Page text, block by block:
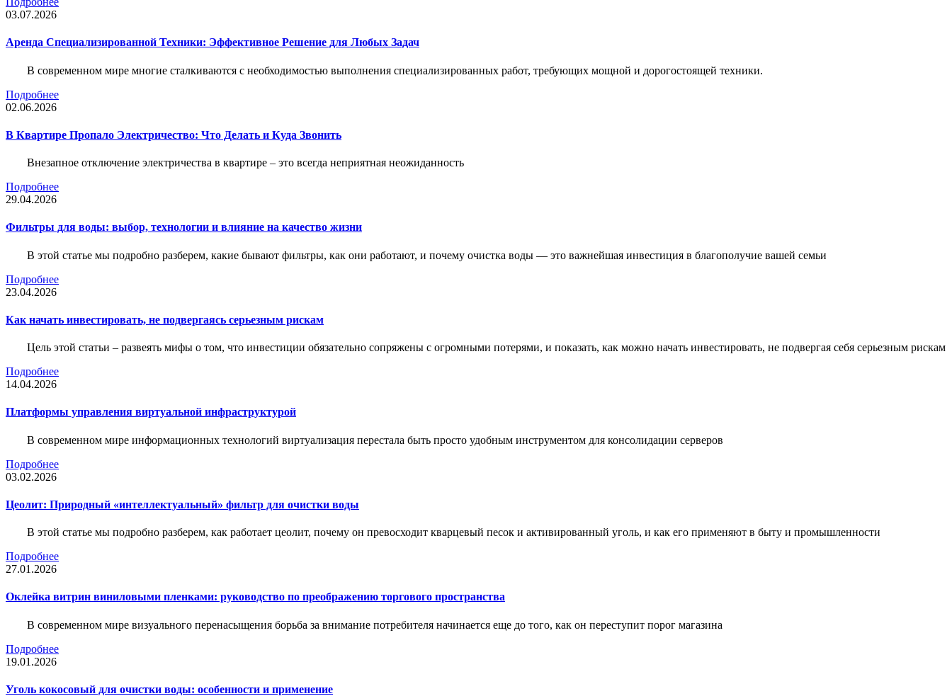
03.07.2026
Аренда Специализированной Техники: Эффективное Решение для Любых Задач
В современном мире многие сталкиваются с необходимостью выполнения специализированных работ, требующих мощной и дорогостоящей техники.
Подробнее
02.06.2026
В Квартире Пропало Электричество: Что Делать и Куда Звонить
Внезапное отключение электричества в квартире – это всегда неприятная неожиданность
Подробнее
29.04.2026
Фильтры для воды: выбор, технологии и влияние на качество жизни
В этой статье мы подробно разберем, какие бывают фильтры, как они работают, и почему очистка воды — это важнейшая инвестиция в благополучие вашей семьи
Подробнее
23.04.2026
Как начать инвестировать, не подвергаясь серьезным рискам
Цель этой статьи – развеять мифы о том, что инвестиции обязательно сопряжены с огромными потерями, и показать, как можно начать инвестировать, не подвергая себя серьезным рискам
Подробнее
14.04.2026
Платформы управления виртуальной инфраструктурой
В современном мире информационных технологий виртуализация перестала быть просто удобным инструментом для консолидации серверов
Подробнее
03.02.2026
Цеолит: Природный «интеллектуальный» фильтр для очистки воды
В этой статье мы подробно разберем, как работает цеолит, почему он превосходит кварцевый песок и активированный уголь, и как его применяют в быту и промышленности
Подробнее
27.01.2026
Оклейка витрин виниловыми пленками: руководство по преображению торгового пространства
В современном мире визуального перенасыщения борьба за внимание потребителя начинается еще до того, как он переступит порог магазина
Подробнее
19.01.2026
Уголь кокосовый для очистки воды: особенности и применение